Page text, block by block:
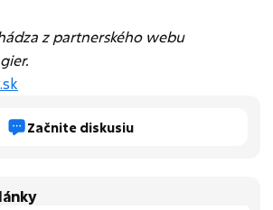
z partnerského webu
Začnite diskusiu